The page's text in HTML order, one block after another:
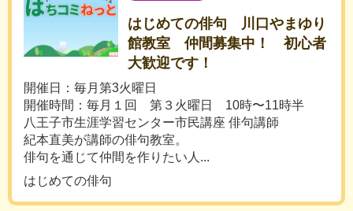
はじめての俳句 川口やまゆり
館教室 仲間募集中！ 初心者
大歓迎です！
開催日：毎月第3火曜日
開催時間：毎月１回 第３火曜日 10時〜11時半
八王子市生涯学習センター市民講座 俳句講師
紀本直美が講師の俳句教室。
俳句を通じて仲間を作りたい人...
はじめての俳句